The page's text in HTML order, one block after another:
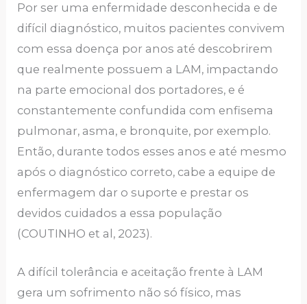
Por ser uma enfermidade desconhecida e de
difícil diagnóstico, muitos pacientes convivem
com essa doença por anos até descobrirem
que realmente possuem a LAM, impactando
na parte emocional dos portadores, e é
constantemente confundida com enfisema
pulmonar, asma, e bronquite, por exemplo.
Então, durante todos esses anos e até mesmo
após o diagnóstico correto, cabe a equipe de
enfermagem dar o suporte e prestar os
devidos cuidados a essa população
(COUTINHO et al, 2023).
A difícil tolerância e aceitação frente à LAM
gera um sofrimento não só físico, mas